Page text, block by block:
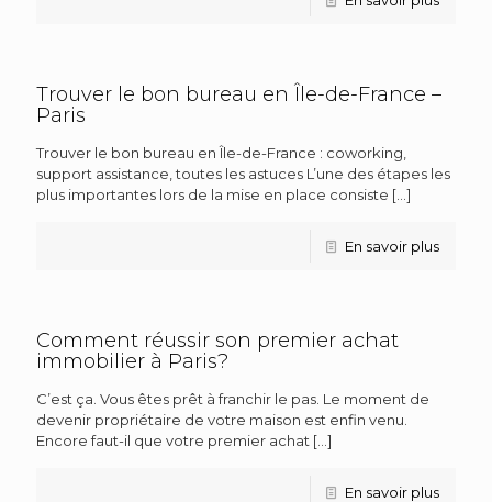
Trouver le bon bureau en Île-de-France –
Paris
Trouver le bon bureau en Île-de-France : coworking,
support assistance, toutes les astuces L’une des étapes les
plus importantes lors de la mise en place consiste […]
En savoir plus
Comment réussir son premier achat
immobilier à Paris?
C’est ça. Vous êtes prêt à franchir le pas. Le moment de
devenir propriétaire de votre maison est enfin venu.
Encore faut-il que votre premier achat […]
En savoir plus